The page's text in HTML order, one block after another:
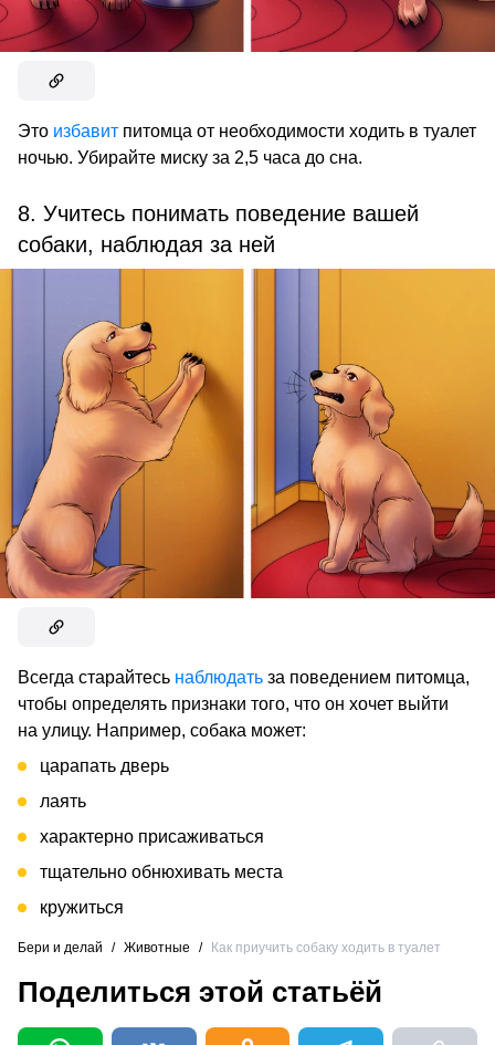
Это избавит питомца от необходимости ходить в туалет
ночью. Убирайте миску за 2,5 часа до сна.
8. Учитесь понимать поведение вашей
собаки, наблюдая за ней
Всегда старайтесь наблюдать за поведением питомца,
чтобы определять признаки того, что он хочет выйти
на улицу. Например, собака может:
царапать дверь
лаять
характерно присаживаться
тщательно обнюхивать места
кружиться
Бери и делай / Животные / Как приучить собаку ходить в туалет
Поделиться этой статьёй